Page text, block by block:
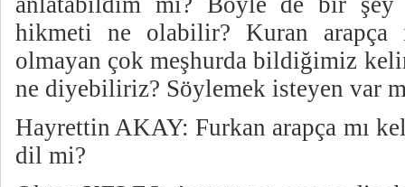
hikmeti ne olabilir? Kuran arapça
olmayan çok meşhurda bildiğimiz
ne diyebiliriz? Söylemek isteyen var
Hayrettin AKAY: Furkan arapça mı
dil mi?